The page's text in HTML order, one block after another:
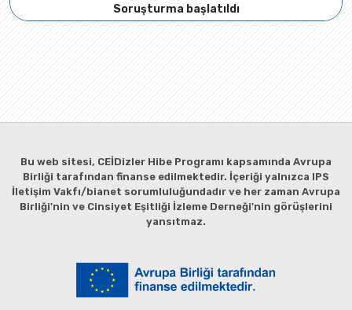
Soruşturma başlatıldı
Bu web sitesi, CEİDizler Hibe Programı kapsamında Avrupa
Birliği tarafından finanse edilmektedir. İçeriği yalnızca IPS
İletişim Vakfı/bianet sorumluluğundadır ve her zaman Avrupa
Birliği'nin ve Cinsiyet Eşitliği İzleme Derneği'nin görüşlerini
yansıtmaz.